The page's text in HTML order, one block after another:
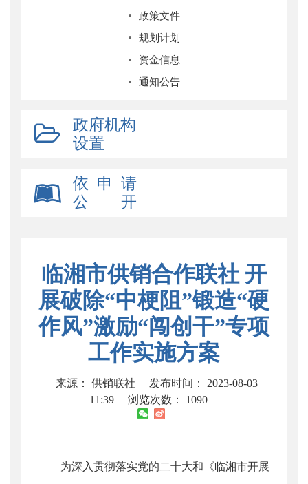
政策文件
规划计划
资金信息
通知公告
政府机构
设置
依 申 请
公 开
临湘市供销合作联社 开
展破除“中梗阻”锻造“硬
作风”激励“闯创干”专项
工作实施方案
来源： 供销联社
发布时间： 2023-08-03
11:39
浏览次数： 1090
为深入贯彻落实党的二十大和《临湘市开展